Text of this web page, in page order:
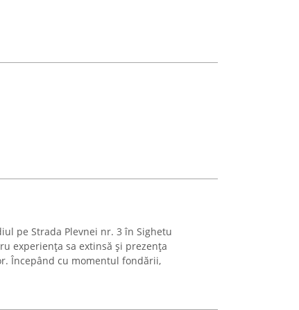
pe Strada Plevnei nr. 3 în Sighetu
experiența sa extinsă și prezența
Începând cu momentul fondării,